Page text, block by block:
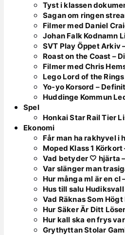
Tyst i klassen
Sagan om ringen
Filmer med Daniel
Johan Falk Kodnamn
SVT Play Öppet Arkiv
Roast on the Coast –
Filmer med Chris
Lego Lord of the
Yo-yo Korsord –
Huddinge Kommun
Spel
Honkai Star Rail Tier
Ekonomi
Får man ha rakhyvel i
Moped Klass 1
Vad betyder 🤍 hjärta
Var slänger man
Hur många ml är en
Hus till salu
Vad Räknas Som
Hur Säker Är Ditt
Hur kall ska en frys
Grythyttan Stolar